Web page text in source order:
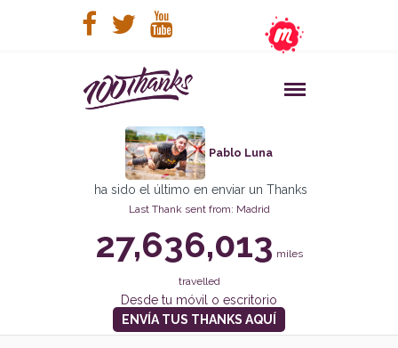
Pablo Luna
ha sido el último en enviar un Thanks
Last Thank sent from: Madrid
27,636,013 miles
travelled
Desde tu móvil o escritorio
ENVÍA TUS THANKS AQUÍ